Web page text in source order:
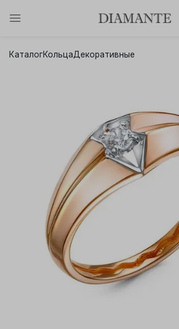
Осталось:
КаталогКольцаДекоративные